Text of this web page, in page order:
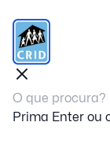
Prima Enter ou